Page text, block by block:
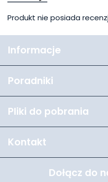
Produkt nie posiada
Informacje
Poradniki
Pliki do pobrania
Kontakt
Dołącz do